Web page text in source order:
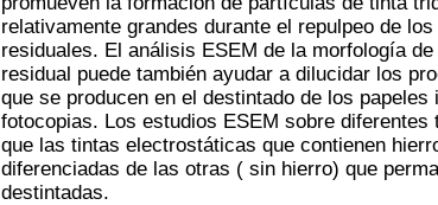
relativamente grandes durante el repulpeo de
residuales. El análisis ESEM de la morfología
residual puede también ayudar a dilucidar los
que se producen en el destintado de los
fotocopias. Los estudios ESEM sobre
que las tintas electrostáticas que contienen
diferenciadas de las otras ( sin hierro) que
destintadas.